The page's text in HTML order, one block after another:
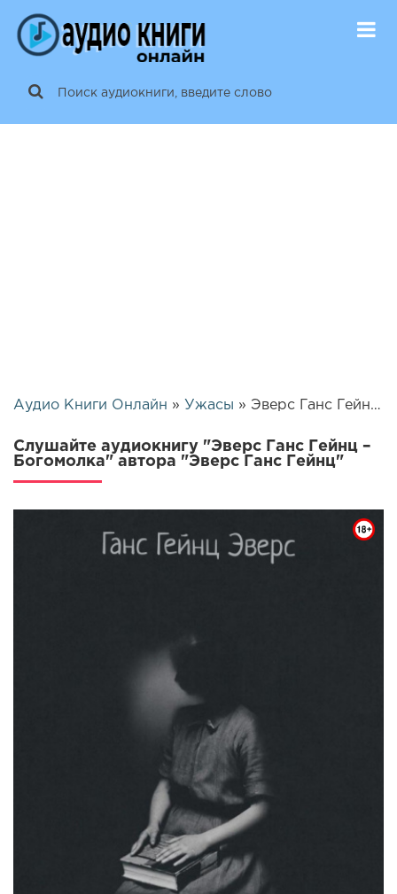
Аудио Книги Онлайн » Ужасы » Эверс Ганс Гейнц – Богомолка | 25976
Слушайте аудиокнигу "Эверс Ганс Гейнц –
Богомолка" автора "Эверс Ганс Гейнц"